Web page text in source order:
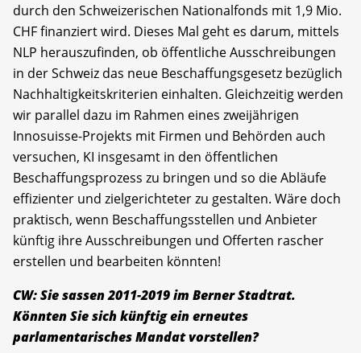
durch den Schweizerischen Nationalfonds mit 1,9 Mio.
CHF finanziert wird. Dieses Mal geht es darum, mittels
NLP herauszufinden, ob ­öffentliche Ausschreibungen
in der Schweiz das neue Beschaffungsgesetz bezüglich
Nachhaltigkeitskriterien einhalten. Gleichzeitig werden
wir parallel dazu im Rahmen eines zweijährigen
Innosuisse-Projekts mit Firmen und Behörden auch
versuchen, KI insgesamt in den öffentlichen
Beschaffungsprozess zu bringen und so die Abläufe
effizienter und zielgerichteter zu gestalten. Wäre doch
praktisch, wenn Beschaffungsstellen und Anbieter
künftig ihre Ausschreibungen und Offerten rascher
erstellen und bearbeiten könnten!
CW: Sie sassen 2011-2019 im Berner Stadtrat.
Könnten Sie sich künftig ein erneutes
parlamentarisches Mandat vorstellen?